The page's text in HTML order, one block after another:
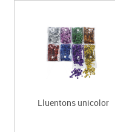
Lluentons unicolor